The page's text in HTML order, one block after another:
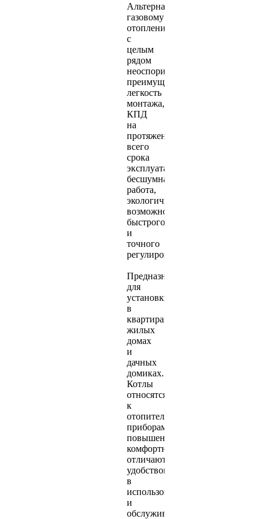
Альтернатива
газовому
отоплению
с
целым
рядом
неоспоримых
преимуществ:
легкость
монтажа, высокий
КПД
на
протяжении
всего
срока
эксплуатации,
бесшумная
работа,
экологичность,
возможность
быстрого
и
точного
регулирования.
Предназначены
для
установки
в
квартирах,
жилых
домах
и
дачных
домиках.
Котлы
относятся
к
отопительным
приборам
повышенной
комфортности,
отличаются
удобством
в
использовании
и
обслуживании.